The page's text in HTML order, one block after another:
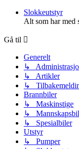
Slokkeutstyr
Alt som har med
Gå til
Generelt
↳
↳ Artikler
↳
Brannbiler
↳ Maskinstige
↳ Mannskapsbil
↳ Spesialbiler
Utstyr
↳ Pumper